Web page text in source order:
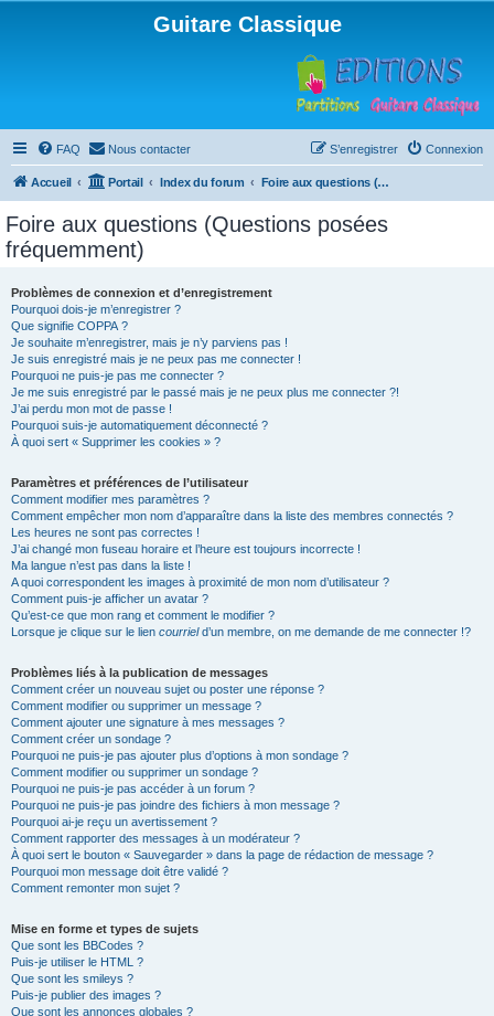
Guitare Classique
FAQ Nous contacter Connexion
S’enregistrer
Accueil Portail Index du forum Foire aux questions (Questions posées fréquemment)
Foire aux questions (Questions posées
fréquemment)
Problèmes de connexion et d’enregistrement
Pourquoi dois-je m’enregistrer ?
Que signifie COPPA ?
Je souhaite m’enregistrer, mais je n’y parviens pas !
Je suis enregistré mais je ne peux pas me connecter !
Pourquoi ne puis-je pas me connecter ?
Je me suis enregistré par le passé mais je ne peux plus me connecter ?!
J’ai perdu mon mot de passe !
Pourquoi suis-je automatiquement déconnecté ?
À quoi sert « Supprimer les cookies » ?
Paramètres et préférences de l’utilisateur
Comment modifier mes paramètres ?
Comment empêcher mon nom d’apparaître dans la liste des membres connectés ?
Les heures ne sont pas correctes !
J’ai changé mon fuseau horaire et l’heure est toujours incorrecte !
Ma langue n’est pas dans la liste !
A quoi correspondent les images à proximité de mon nom d’utilisateur ?
Comment puis-je afficher un avatar ?
Qu’est-ce que mon rang et comment le modifier ?
Lorsque je clique sur le lien courrield’un membre, on me demande de me connecter !?
Problèmes liés à la publication de messages
Comment créer un nouveau sujet ou poster une réponse ?
Comment modifier ou supprimer un message ?
Comment ajouter une signature à mes messages ?
Comment créer un sondage ?
Pourquoi ne puis-je pas ajouter plus d’options à mon sondage ?
Comment modifier ou supprimer un sondage ?
Pourquoi ne puis-je pas accéder à un forum ?
Pourquoi ne puis-je pas joindre des fichiers à mon message ?
Pourquoi ai-je reçu un avertissement ?
Comment rapporter des messages à un modérateur ?
À quoi sert le bouton « Sauvegarder » dans la page de rédaction de message ?
Pourquoi mon message doit être validé ?
Comment remonter mon sujet ?
Mise en forme et types de sujets
Que sont les BBCodes ?
Puis-je utiliser le HTML ?
Que sont les smileys ?
Puis-je publier des images ?
Que sont les annonces globales ?